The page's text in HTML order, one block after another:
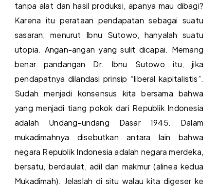
tanpa alat dan hasil produksi, apanya mau dibagi?
Karena itu perataan pendapatan sebagai suatu
sasaran, menurut Ibnu Sutowo, hanyalah suatu
utopia. Angan-angan yang sulit dicapai. Memang
benar pandangan Dr. Ibnu Sutowo itu, jika
pendapatnya dilandasi prinsip “liberal kapitalistis”.
Sudah menjadi konsensus kita bersama bahwa
yang menjadi tiang pokok dari Republik Indonesia
adalah Undang-undang Dasar 1945. Dalam
mukadimahnya disebutkan antara lain bahwa
negara Republik Indonesia adalah negara merdeka,
bersatu, berdaulat, adil dan makmur (alinea kedua
Mukadimah). Jelaslah di situ walau kita digeser ke